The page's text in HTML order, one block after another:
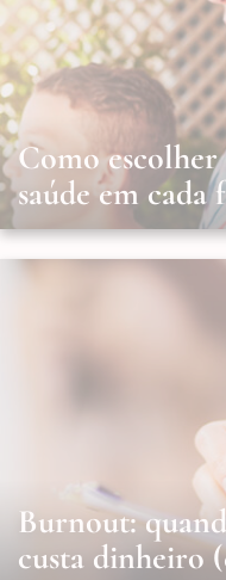
Como
saúde em cada
Burnout:
custa dinheiro